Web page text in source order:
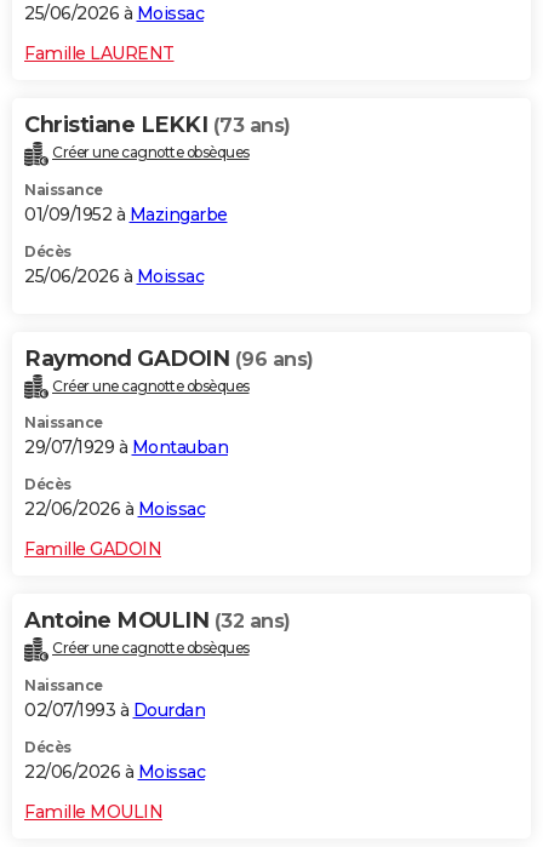
25/06/2026 à Moissac
Famille LAURENT
Christiane LEKKI (73 ans)
Créer une cagnotte obsèques
Naissance
01/09/1952 à Mazingarbe
Décès
25/06/2026 à Moissac
Raymond GADOIN (96 ans)
Créer une cagnotte obsèques
Naissance
29/07/1929 à Montauban
Décès
22/06/2026 à Moissac
Famille GADOIN
Antoine MOULIN (32 ans)
Créer une cagnotte obsèques
Naissance
02/07/1993 à Dourdan
Décès
22/06/2026 à Moissac
Famille MOULIN